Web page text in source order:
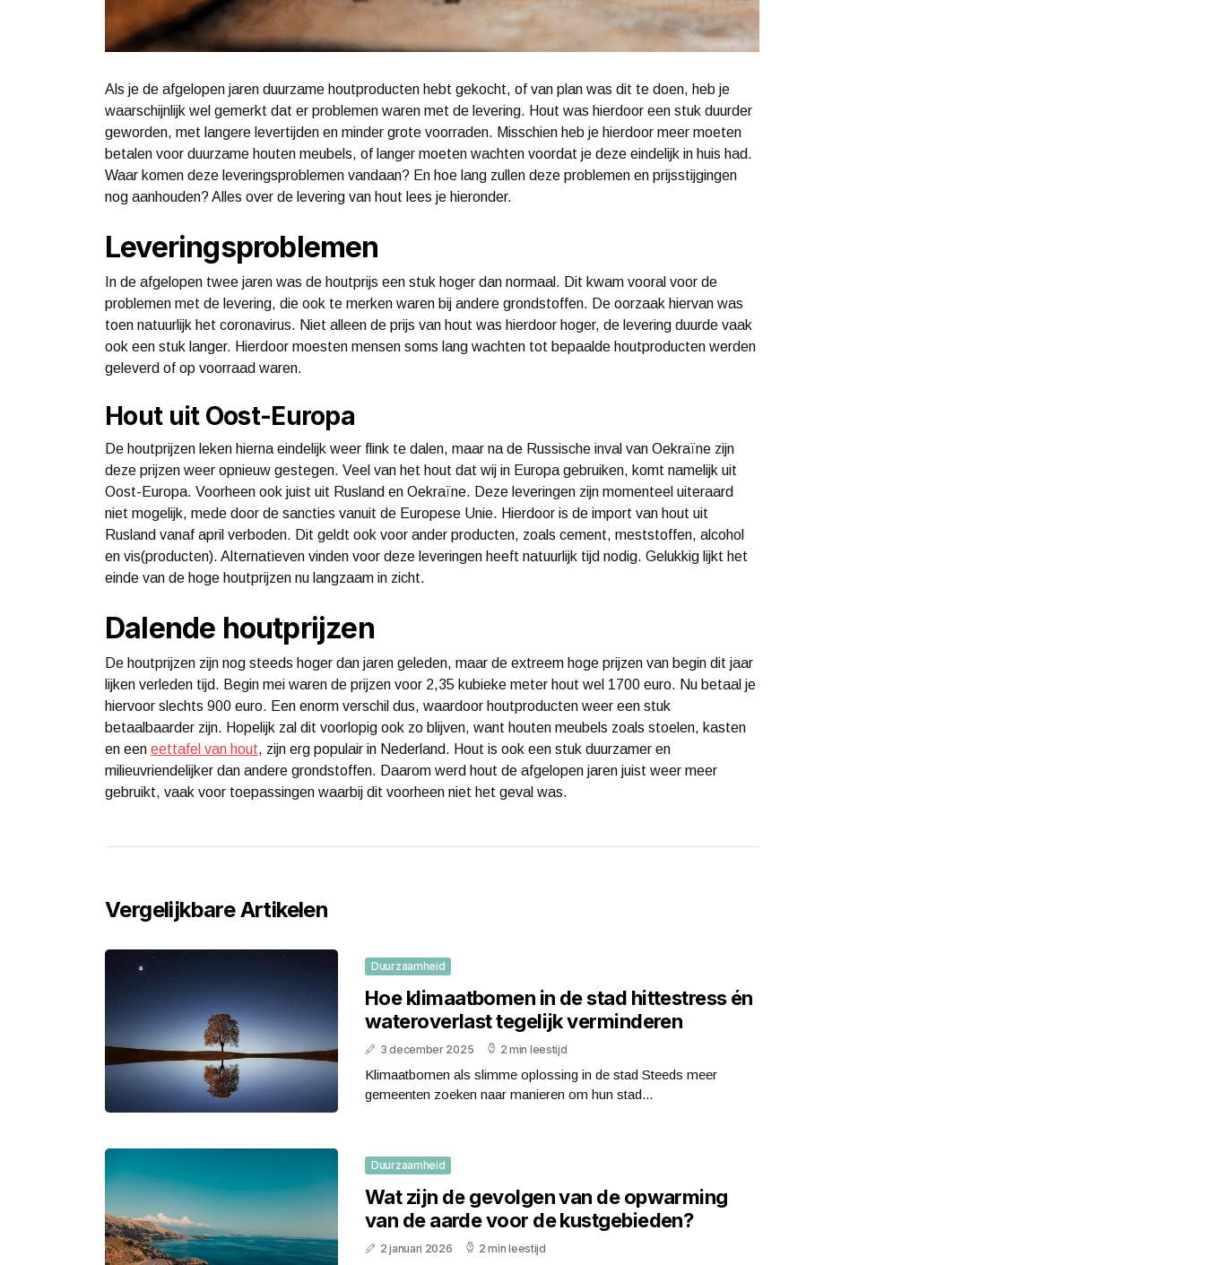
Als je de afgelopen jaren duurzame houtproducten hebt gekocht, of van plan was dit te doen, heb je
waarschijnlijk wel gemerkt dat er problemen waren met de levering. Hout was hierdoor een stuk duurder
geworden, met langere levertijden en minder grote voorraden. Misschien heb je hierdoor meer moeten
betalen voor duurzame houten meubels, of langer moeten wachten voordat je deze eindelijk in huis had.
Waar komen deze leveringsproblemen vandaan? En hoe lang zullen deze problemen en prijsstijgingen
nog aanhouden? Alles over de levering van hout lees je hieronder.
Leveringsproblemen
In de afgelopen twee jaren was de houtprijs een stuk hoger dan normaal. Dit kwam vooral voor de
problemen met de levering, die ook te merken waren bij andere grondstoffen. De oorzaak hiervan was
toen natuurlijk het coronavirus. Niet alleen de prijs van hout was hierdoor hoger, de levering duurde vaak
ook een stuk langer. Hierdoor moesten mensen soms lang wachten tot bepaalde houtproducten werden
geleverd of op voorraad waren.
Hout uit Oost-Europa
De houtprijzen leken hierna eindelijk weer flink te dalen, maar na de Russische inval van Oekraïne zijn
deze prijzen weer opnieuw gestegen. Veel van het hout dat wij in Europa gebruiken, komt namelijk uit
Oost-Europa. Voorheen ook juist uit Rusland en Oekraïne. Deze leveringen zijn momenteel uiteraard
niet mogelijk, mede door de sancties vanuit de Europese Unie. Hierdoor is de import van hout uit
Rusland vanaf april verboden. Dit geldt ook voor ander producten, zoals cement, meststoffen, alcohol
en vis(producten). Alternatieven vinden voor deze leveringen heeft natuurlijk tijd nodig. Gelukkig lijkt het
einde van de hoge houtprijzen nu langzaam in zicht.
Dalende houtprijzen
De houtprijzen zijn nog steeds hoger dan jaren geleden, maar de extreem hoge prijzen van begin dit jaar
lijken verleden tijd. Begin mei waren de prijzen voor 2,35 kubieke meter hout wel 1700 euro. Nu betaal je
hiervoor slechts 900 euro. Een enorm verschil dus, waardoor houtproducten weer een stuk
betaalbaarder zijn. Hopelijk zal dit voorlopig ook zo blijven, want houten meubels zoals stoelen, kasten
en een eettafel van hout, zijn erg populair in Nederland. Hout is ook een stuk duurzamer en
milieuvriendelijker dan andere grondstoffen. Daarom werd hout de afgelopen jaren juist weer meer
gebruikt, vaak voor toepassingen waarbij dit voorheen niet het geval was.
Vergelijkbare Artikelen
Duurzaamheid
Hoe klimaatbomen in de stad hittestress én
wateroverlast tegelijk verminderen
3 december 2025 2 min leestijd
Klimaatbomen als slimme oplossing in de stad Steeds meer
gemeenten zoeken naar manieren om hun stad...
Duurzaamheid
Wat zijn de gevolgen van de opwarming
van de aarde voor de kustgebieden?
2 januari 2026 2 min leestijd